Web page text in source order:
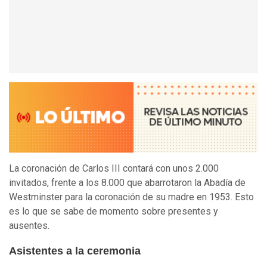
La coronación de Carlos III contará con unos 2.000
invitados, frente a los 8.000 que abarrotaron la Abadía de
Westminster para la coronación de su madre en 1953. Esto
es lo que se sabe de momento sobre presentes y
ausentes.
Asistentes a la ceremonia